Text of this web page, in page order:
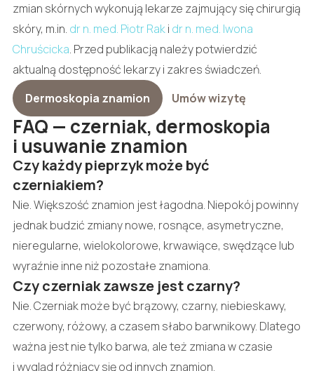
zmian skórnych wykonują lekarze zajmujący się chirurgią
skóry, m.in. dr n. med. Piotr Raki dr n. med. Iwona
Chruścicka. Przed publikacją należy potwierdzić
aktualną dostępność lekarzy i zakres świadczeń.
Dermoskopia znamion
Umów wizytę
FAQ — czerniak, dermoskopia
i usuwanie znamion
Czy każdy pieprzyk może być
czerniakiem?
Nie. Większość znamion jest łagodna. Niepokój powinny
jednak budzić zmiany nowe, rosnące, asymetryczne,
nieregularne, wielokolorowe, krwawiące, swędzące lub
wyraźnie inne niż pozostałe znamiona.
Czy czerniak zawsze jest czarny?
Nie. Czerniak może być brązowy, czarny, niebieskawy,
czerwony, różowy, a czasem słabo barwnikowy. Dlatego
ważna jest nie tylko barwa, ale też zmiana w czasie
i wygląd różniący się od innych znamion.